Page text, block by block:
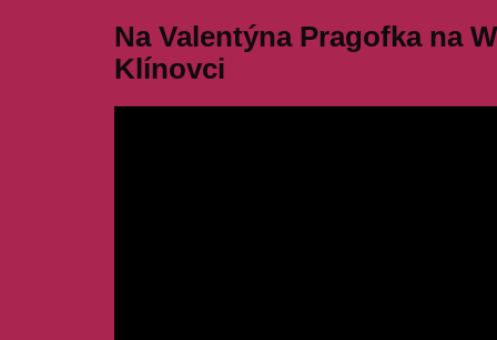
Na Valentýna Pragofka na
Klínovci